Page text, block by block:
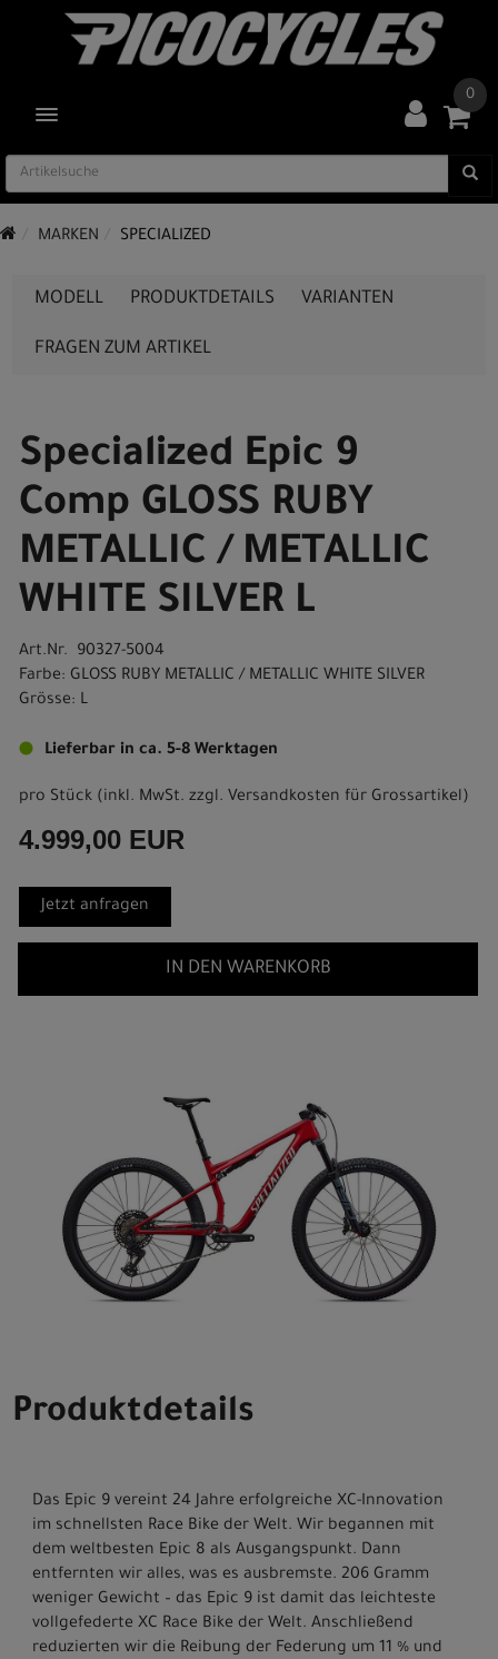
TOGGLE NAVIGATION
0
MARKEN SPECIALIZED
MODELL PRODUKTDETAILS VARIANTEN
FRAGEN ZUM ARTIKEL
Specialized Epic 9
Comp GLOSS RUBY
METALLIC / METALLIC
WHITE SILVER L
Art.Nr. 90327-5004
Farbe: GLOSS RUBY METALLIC / METALLIC WHITE SILVER
Grösse: L
Lieferbar in ca. 5-8 Werktagen
pro Stück (inkl. MwSt. zzgl. Versandkosten für Grossartikel)
4.999,00 EUR
Jetzt anfragen
IN DEN WARENKORB
Produktdetails
Das Epic 9 vereint 24 Jahre erfolgreiche XC-Innovation
im schnellsten Race Bike der Welt. Wir begannen mit
dem weltbesten Epic 8 als Ausgangspunkt. Dann
entfernten wir alles, was es ausbremste. 206 Gramm
weniger Gewicht – das Epic 9 ist damit das leichteste
vollgefederte XC Race Bike der Welt. Anschließend
reduzierten wir die Reibung der Federung um 11 % und